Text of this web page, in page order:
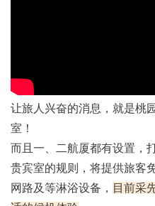
让旅人兴奋的消息，就是桃
室！
而且一、二航厦都有设置，
贵宾室的规则，将提供旅客
网路及等淋浴设备， 目前采